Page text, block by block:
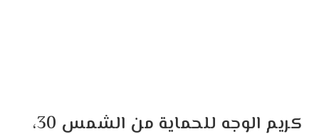
كريم الوجه للحماية من الشمس 30،